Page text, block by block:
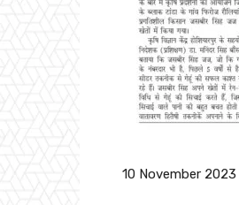
10 November 2023